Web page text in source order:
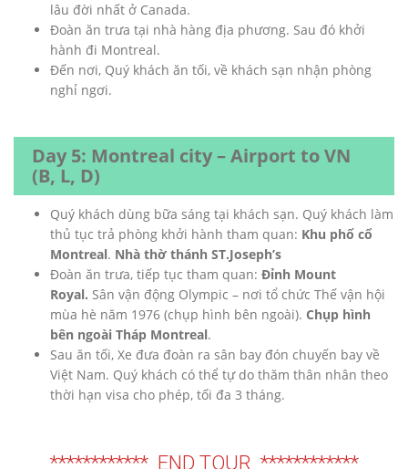
lâu đời nhất ở Canada.
Đoàn ăn trưa tại nhà hàng địa phương. Sau đó khởi
hành đi Montreal.
Đến nơi, Quý khách ăn tối, về khách sạn nhận phòng
nghỉ ngơi.
Day 5: Montreal city – Airport to VN
(B, L, D)
Quý khách dùng bữa sáng tại khách sạn. Quý khách làm
thủ tục trả phòng khởi hành tham quan: Khu phố cổ
Montreal. Nhà thờ thánh ST.Joseph’s
Đoàn ăn trưa, tiếp tục tham quan: Đỉnh Mount
Royal. Sân vận động Olympic – nơi tổ chức Thế vận hội
mùa hè năm 1976 (chụp hình bên ngoài). Chụp hình
bên ngoài Tháp Montreal.
Sau ăn tối, Xe đưa đoàn ra sân bay đón chuyến bay về
Việt Nam. Quý khách có thể tự do thăm thân nhân theo
thời hạn visa cho phép, tối đa 3 tháng.
************ END TOUR ************